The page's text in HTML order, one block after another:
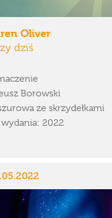
Oliver
dziś
Borowski
ze skrzydełkami
wydania: 2022